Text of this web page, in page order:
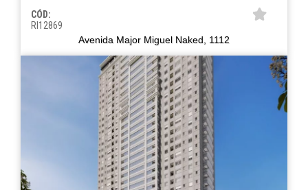
CÓD:
RI12869
Avenida Major Miguel Naked, 1112